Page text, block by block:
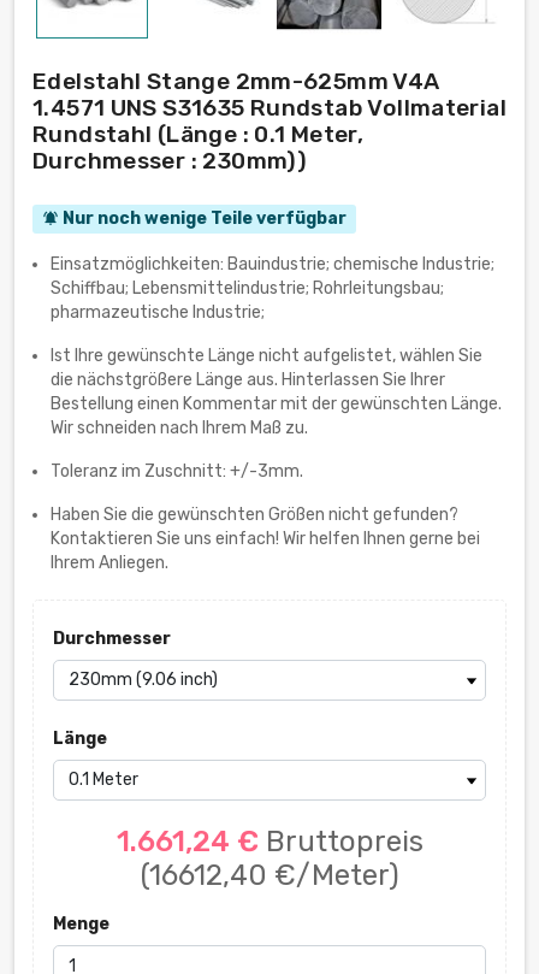
Edelstahl Stange 2mm-625mm V4A
1.4571 UNS S31635 Rundstab Vollmaterial
Rundstahl (Länge : 0.1 Meter,
Durchmesser : 230mm))
notifications_active Nur noch wenige Teile verfügbar
Einsatzmöglichkeiten: Bauindustrie; chemische Industrie;
Schiffbau; Lebensmittelindustrie; Rohrleitungsbau;
pharmazeutische Industrie;
Ist Ihre gewünschte Länge nicht aufgelistet, wählen Sie
die nächstgrößere Länge aus. Hinterlassen Sie Ihrer
Bestellung einen Kommentar mit der gewünschten Länge.
Wir schneiden nach Ihrem Maß zu.
Toleranz im Zuschnitt: +/-3mm.
Haben Sie die gewünschten Größen nicht gefunden?
Kontaktieren Sie uns einfach! Wir helfen Ihnen gerne bei
Ihrem Anliegen.
Durchmesser
Länge
1.661,24 € Bruttopreis
(16612,40 €/Meter)
Menge